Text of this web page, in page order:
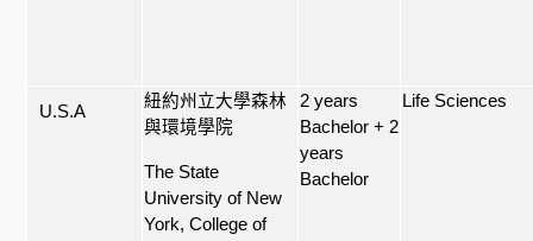
U.S.A
紐約州立大學森林
與環境學院
The State
University of New
York, College of
2 years
Bachelor + 2
years
Bachelor
Life Sciences